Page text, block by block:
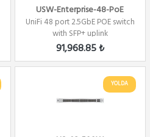
USW-Enterprise-48-PoE
UniFi 48 port 2.5GbE POE switch
with SFP+ uplink
91,968.85 ₺
YOLDA